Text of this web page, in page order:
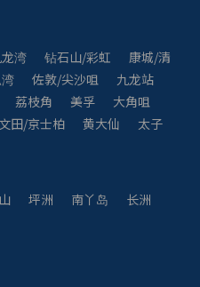
湾 钻石山/彩虹
康城/清
佐敦/尖沙咀
九龙站
荔枝角 美孚
大角咀
田/京士柏 黄大仙
太子
坪洲 南丫岛 长洲